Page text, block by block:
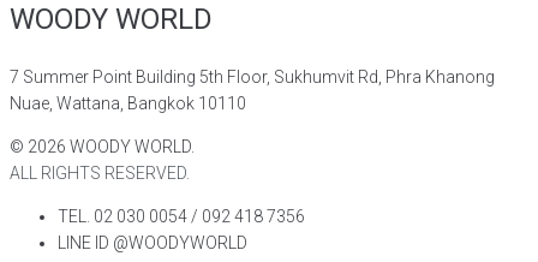
WOODY WORLD
7 Summer Point Building 5th Floor, Sukhumvit Rd, Phra Khanong
Nuae, Wattana, Bangkok 10110
© 2026 WOODY WORLD.
ALL RIGHTS RESERVED.
TEL. 02 030 0054 / 092 418 7356
LINE ID @WOODYWORLD